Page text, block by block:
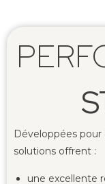
Développées
solutions offrent :
une excellente